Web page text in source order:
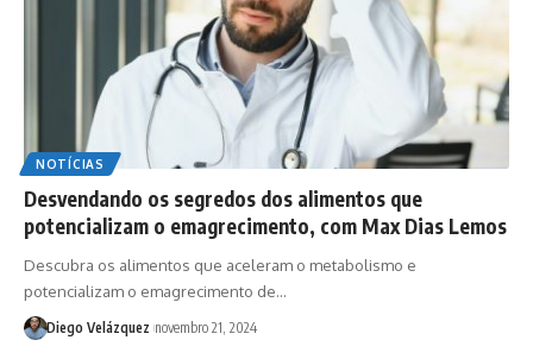
NOTÍCIAS
Desvendando os segredos dos alimentos que
potencializam o emagrecimento, com Max Dias Lemos
Descubra os alimentos que aceleram o metabolismo e
potencializam o emagrecimento de…
Diego Velázquez novembro 21, 2024